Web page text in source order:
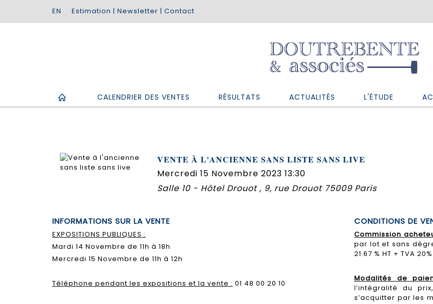
Estimation | Newsletter | Contact
CALENDRIER DES VENTES RÉSULTATS ACTUALITÉS L'ÉTUDE
VENTE À L'ANCIENNE SANS LISTE SANS LIVE
Mercredi 15 Novembre 2023 13:30
Salle 10 - Hôtel Drouot , 9, rue Drouot 75009 Paris
INFORMATIONS SUR LA VENTE
EXPOSITIONS PUBLIQUES :
Mardi 14 Novembre de 11h à 18h
Mercredi 15 Novembre de 11h à 12h
Téléphone pendant les expositions et la vente : 01 48 00 20 10
CONDITIONS DE
Commission
par lot et sans
21.67 % HT + TVA
Modalités de
l’intégralité du
s’acquitter par les